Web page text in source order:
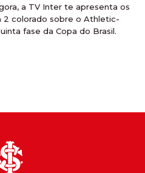
a TV Inter te apresenta os
2 colorado sobre o Athletic-
fase da Copa do Brasil.